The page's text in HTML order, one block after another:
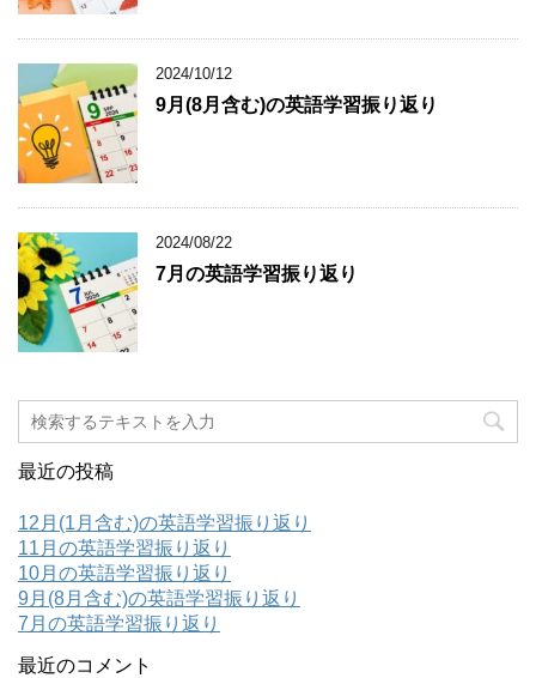
2024/10/12
9月(8月含む)の英語学習振り返り
2024/08/22
7月の英語学習振り返り
最近の投稿
12月(1月含む)の英語学習振り返り
11月の英語学習振り返り
10月の英語学習振り返り
9月(8月含む)の英語学習振り返り
7月の英語学習振り返り
最近のコメント